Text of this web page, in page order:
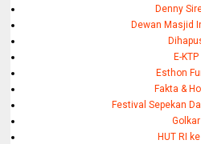
Denny
Dewan Masjid
E-KTP
Esthon
Fakta &
Festival Sepekan
Golkar
HUT RI